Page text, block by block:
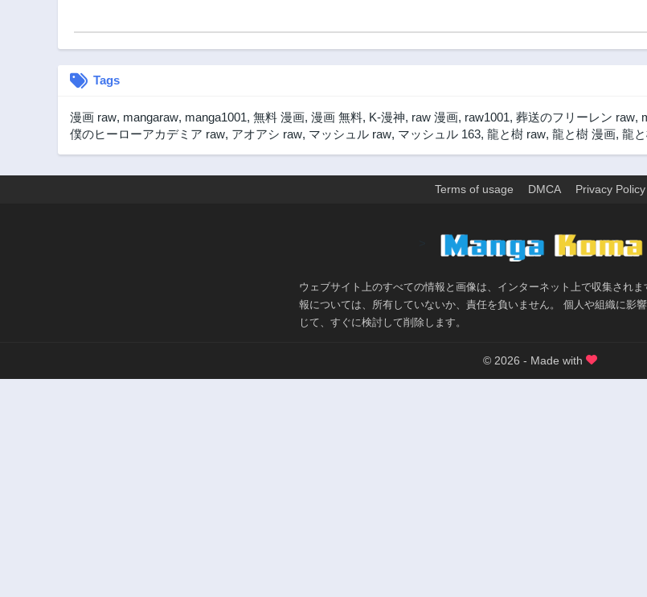
Tags
漫画 raw, mangaraw, manga1001, 無料 漫画, 漫画 無料, K-漫神, raw 漫画, raw1001, 葬送のフリーレン raw,
僕のヒーローアカデミア raw, アオアシ raw, マッシュル raw, マッシュル 163, 龍と樹 raw, 龍と樹 漫画, 龍
Terms of usage DMCA Privacy Policy
ウェブサイト上のすべての情報と画像は、インターネット上で収集され
報については、所有していないか、責任を負いません。 個人や組織に影
じて、すぐに検討して削除します。
© 2026 - Made with